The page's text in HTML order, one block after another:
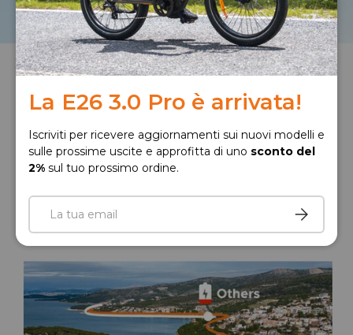
Spingiti oltre
Grazie ai 100 km con una singola carica, potrai di
ampliare i tuoi spostamenti quotidiani e goderti
tragitti più estesi.
Altri
La E26 3.0 Pro è arrivata!
Iscriviti per ricevere aggiornamenti sui nuovi modelli e
sulle prossime uscite e approfitta di uno sconto del
2% sul tuo prossimo ordine.
Email Iscriviti